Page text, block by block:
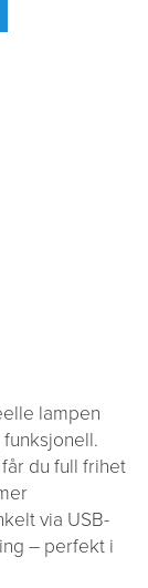
lampen
du full frihet
via USB-
– perfekt i